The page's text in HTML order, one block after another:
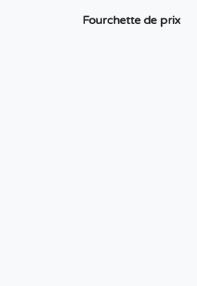
Fourchette de prix